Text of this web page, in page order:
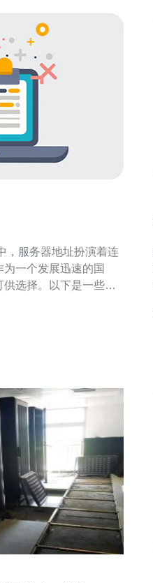
一个发展迅速的国
选择。以下是一些常
器地址。这些优质服